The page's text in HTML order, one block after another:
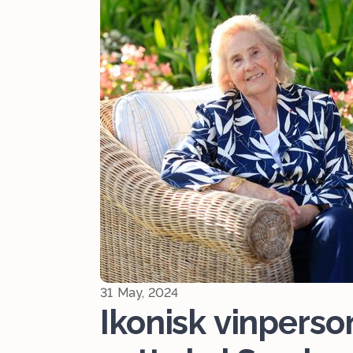
31 May, 2024
Ikonisk